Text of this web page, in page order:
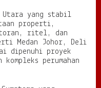
Utara yang stabil
properti,
ritel, dan
Medan Johor, Deli
dipenuhi proyek
perumahan